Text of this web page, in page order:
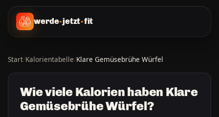
werde-jetzt-fit
Start/Kalorientabelle/Klare Gemüsebrühe Würfel
Wie viele Kalorien haben Klare
Gemüsebrühe Würfel?